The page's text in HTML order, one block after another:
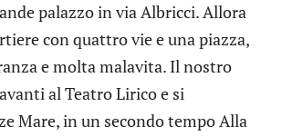
palazzo in via Albricci. Allora
con quattro vie e una piazza,
e molta malavita. Il nostro
al Teatro Lirico e si
Mare, in un secondo tempo Alla